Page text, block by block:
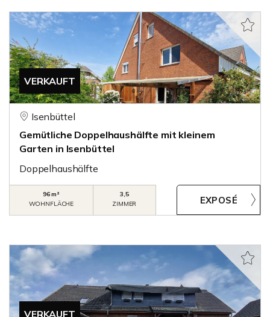
VERKAUFT
Isenbüttel
Gemütliche Doppelhaushälfte mit kleinem
Garten in Isenbüttel
Doppelhaushälfte
96 m²
WOHNFLÄCHE
3,5
ZIMMER
VERKAUFT